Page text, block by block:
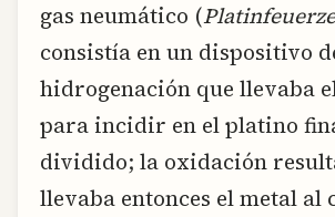
gas neumático (
consistía en un dispositivo
hidrogenación que llevaba
para incidir en el platino
dividido; la oxidación
llevaba entonces el metal al